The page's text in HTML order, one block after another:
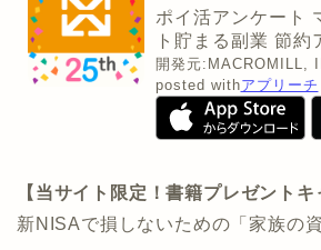
ポイ活アンケート
ト貯まる副業 節約
開発元: MACROMILL,
posted withアプリーチ
【当サイト限定！書籍プレゼントキ
新NISAで損しないための「家族の